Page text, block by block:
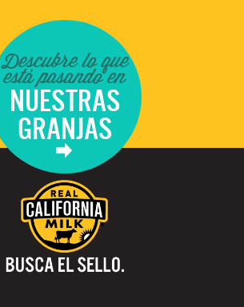
Descubre lo que
está pasando en
NUESTRAS
GRANJAS